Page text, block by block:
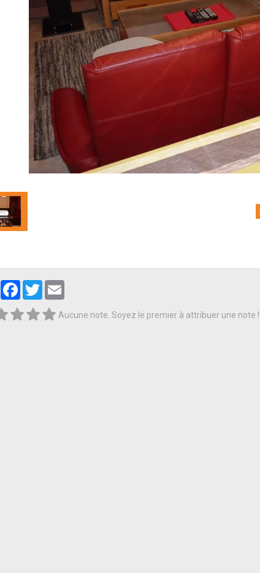
PartagerFacebook
Twitter
Aucune note. Soyez le premier à attribuer une note !